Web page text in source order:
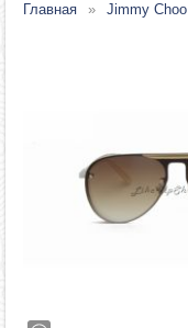
Главная Jimmy Choo